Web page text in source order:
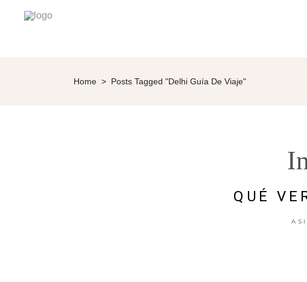
Home > Posts Tagged "Delhi Guía De Viaje"
QUÉ